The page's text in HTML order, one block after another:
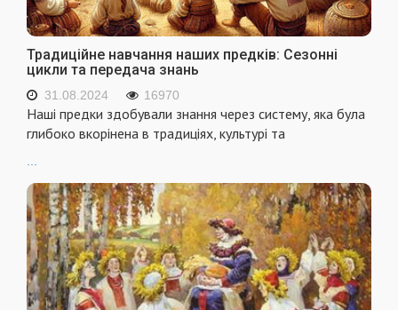
Традиційне навчання наших предків: Сезонні
цикли та передача знань
31.08.2024 16970
Наші предки здобували знання через систему, яка була
глибоко вкорінена в традиціях, культурі та